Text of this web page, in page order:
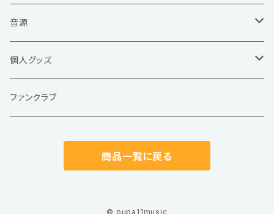
Tシャツ / タオル
アクリルスタンド /キーホルダー
ステッカー
音源
現体制
旧体制
個人グッズ
天音たると
ファンクラブ
商品一覧に戻る
© pupa11music